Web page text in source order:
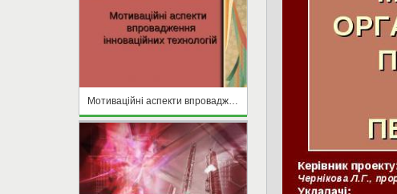
Мотиваційні аспекти впровадження інноваційних технологій